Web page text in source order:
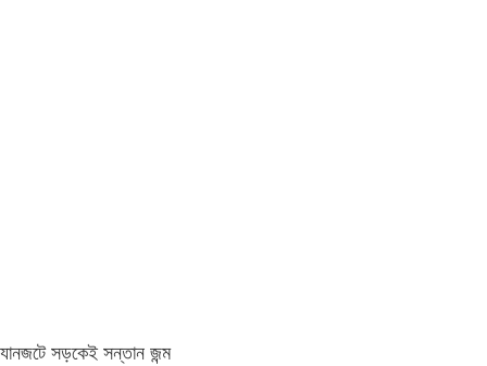
যানজটে সড়কেই সন্তান জন্ম